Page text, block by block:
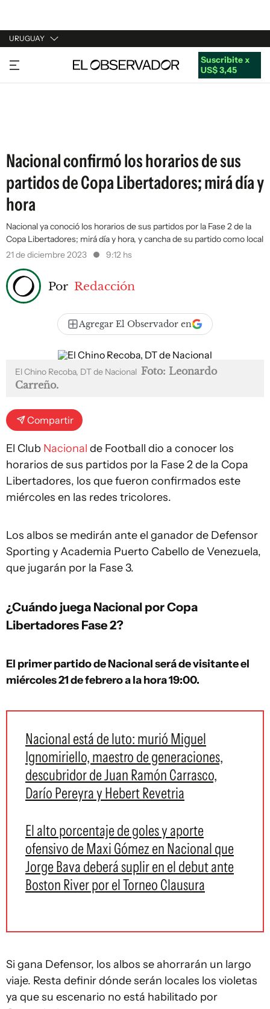
URUGUAY
URUGUAY
ARGENTINA
Suscribite x
US$ 3,45
Nacional confirmó los horarios de sus
partidos de Copa Libertadores; mirá día y
hora
Nacional ya conoció los horarios de sus partidos por la Fase 2 de la
Copa Libertadores; mirá día y hora, y cancha de su partido como local
21 de diciembre 2023
9:12 hs
Por Redacción
Agregar El Observador en
El Chino Recoba, DT de Nacional Foto: Leonardo
Carreño.
Compartir
El Club Nacional de Football dio a conocer los
horarios de sus partidos por la Fase 2 de la Copa
Libertadores, los que fueron confirmados este
miércoles en las redes tricolores.
Los albos se medirán ante el ganador de Defensor
Sporting y Academia Puerto Cabello de Venezuela,
que jugarán por la Fase 3.
¿Cuándo juega Nacional por Copa
Libertadores Fase 2?
El primer partido de Nacional será de visitante el
miércoles 21 de febrero a la hora 19:00.
Nacional está de luto: murió Miguel
Ignomiriello, maestro de generaciones,
descubridor de Juan Ramón Carrasco,
Darío Pereyra y Hebert Revetria
El alto porcentaje de goles y aporte
ofensivo de Maxi Gómez en Nacional que
Jorge Bava deberá suplir en el debut ante
Boston River por el Torneo Clausura
Si gana Defensor, los albos se ahorrarán un largo
viaje. Resta definir dónde serán locales los violetas
ya que su escenario no está habilitado por